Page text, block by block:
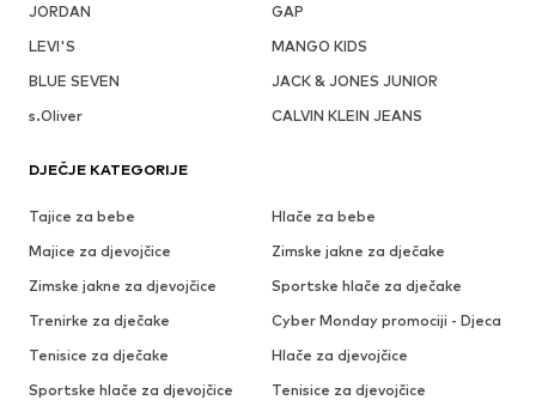
JORDAN
GAP
LEVI'S
MANGO KIDS
BLUE SEVEN
JACK & JONES JUNIOR
s.Oliver
CALVIN KLEIN JEANS
DJEČJE KATEGORIJE
Tajice za bebe
Hlače za bebe
Majice za djevojčice
Zimske jakne za dječake
Zimske jakne za djevojčice
Sportske hlače za dječake
Trenirke za dječake
Cyber Monday promociji - Djeca
Tenisice za dječake
Hlače za djevojčice
Sportske hlače za djevojčice
Tenisice za djevojčice